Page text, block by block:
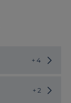
+ 4
+ 2